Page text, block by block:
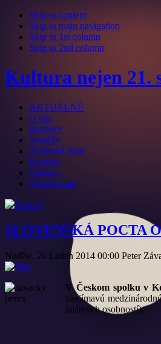
Skip to content
Skip to main navigation
Skip to 1st column
Skip to 2nd column
Kultura nejen 21.
AKTUÁLNĚ
O nás
Redakce
Soutěže
Autorské čtení
Komiks
Odkazy
Tvůrčí psaní
SLOVENSKÁ POCTA
Neděle, 26 Leden 2014 00:00 Peter
V Českom spolku v
zaujímavú
známych osobností).